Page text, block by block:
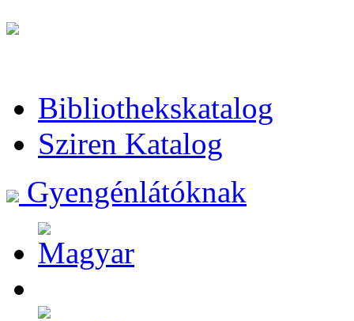
Bibliothekskatalog
Sziren Katalog
Gyengénlátóknak